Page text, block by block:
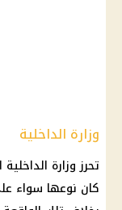
وزارة الداخلية
تحرزوزارة الداخلية
كان نوعها سواء